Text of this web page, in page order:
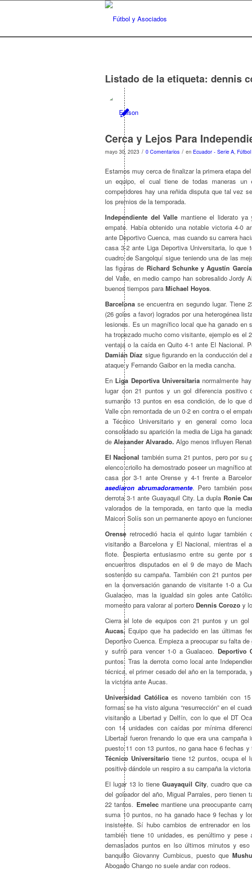
Listado de la etiqueta: dennis
Cerca y Lejos Para
mayo 30, 2023 / 0 Comentarios / en Ecuador - Serie A, Fútbol
Estamos muy cerca de finalizar la primera etapa
un equipo, el cual tiene de todas maneras un
competidores hay una reñida disputa que tal vez
los premios de la temporada.
Independiente del Valle mantiene el liderato
empate. Había obtenido una notable victoria 4-0
ante Deportivo Cuenca, mas cuando su carrera
casa 3-2 ante Liga Deportiva Universitaria, lo
cuadro de Sangolquí sigue teniendo una de las
las figuras de Richard Schunke y Agustín
del Valle, en medio campo han sobresalido Jordy
buenos tiempos para Michael Hoyos.
Barcelona se encuentra en segundo lugar. Tiene
(26 goles a favor) logrados por una heterogénea
lesiones. Es un magnífico local que ha ganado en
ha tropezado mucho como visitante, ejemplo es el
ventaja o la caída en Quito 4-1 ante El Nacional.
Damián Díaz sigue figurando en la conducción del
ataque y Fernando Gaibor en la media cancha.
En Liga Deportiva Universitaria normalmente
lugar con 21 puntos y un gol diferencia
sumando 13 puntos en esa condición, de lo que
Valle con remontada de un 0-2 en contra o el
a Técnico Universitario y en general como
consolidado su aparición la media de Liga ha
de Alexander Alvarado. Algo menos influyen
El Nacional también suma 21 puntos, pero por su
elenco criollo ha demostrado poseer un magnífico
casa por 3-1 ante Orense y 4-1 frente a
asediaron abrumadoramente. Pero también
derrota 3-1 ante Guayaquil City. La dupla Ronie
valorados de la temporada, en tanto que la
Maicon Solís son un permanente apoyo en
Orense retrocedió hacia el quinto lugar
visitando a Barcelona y El Nacional, mientras el
flote. Despierta entusiasmo entre su gente
encuentros disputados en el 9 de mayo de
sostenido su campaña. También con 21 puntos
en la conversación ganando de visitante 1-0 a
Gualaceo, mas la igualdad sin goles ante
momento para valorar al portero Dennis Corozo y
Cierra el lote de equipos con 21 puntos y un
Aucas. Equipo que ha padecido en las últimas
Deportivo Cuenca. Empieza a preocupar su falta
y sufrió para vencer 1-0 a Gualaceo. Deportivo
puntos. Tras la derrota como local ante
técnica, el primer cesado del año en la
la victoria ante Aucas.
Universidad Católicaes noveno también con 15
formas se ha visto alguna “resurrección” en el
visitando a Libertad y Delfín, con lo que el DT
con 14 unidades con caídas por mínima
Libertad fueron frenando lo que era una campaña
puesto 11 con 13 puntos, no gana hace 6 fechas
Técnico Universitariotiene 12 puntos, ocupa el
positivo dándole un respiro a su campaña la
El lugar 13 lo tiene Guayaquil City, cuadro que
del goleador del año, Migual Parrales, pero tienen
22 tantos. Emelecmantiene una preocupante
suma 10 puntos, no ha ganado hace 9 fechas y
insistente. Sí hubo cambios de entrenador en
también tiene 10 unidades, es penúltimo y
demasiados puntos en lso últimos minutos y
banquillo Giovanny Cumbicus, puesto que
Abogado Chango no suele andar con rodeos.